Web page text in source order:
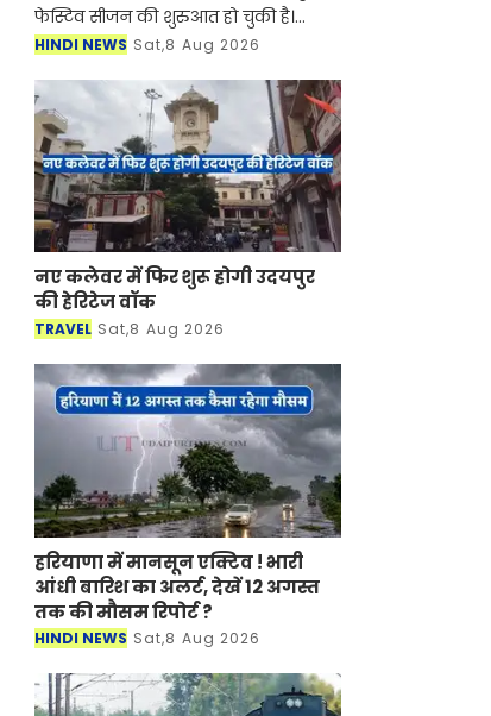
फेस्टिव सीजन की शुरुआत हो चुकी है।
सुहागिन महिलाएं हो या फिर कुंवारी
बड़े शौक से पहनती हैं। स
HINDI NEWS Sat,8 Aug 2026
नए कलेवर में फिर शुरू होगी उदयपुर
की हेरिटेज वॉक
TRAVEL Sat,8 Aug 2026
हरियाणा में मानसून एक्टिव ! भारी
आंधी बारिश का अलर्ट, देखें 12 अगस्त
तक की मौसम रिपोर्ट ?
HINDI NEWS Sat,8 Aug 2026